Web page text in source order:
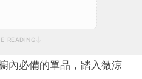
READING
內必備的單品，踏入微涼